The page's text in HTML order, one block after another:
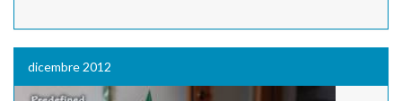
dicembre 2012